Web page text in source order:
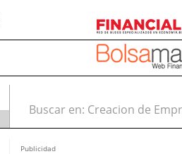
Buscar en:
Publicidad